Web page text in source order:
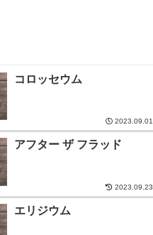
コロッセウム
2023.09.01
アフター ザ フラッド
2023.09.23
エリジウム